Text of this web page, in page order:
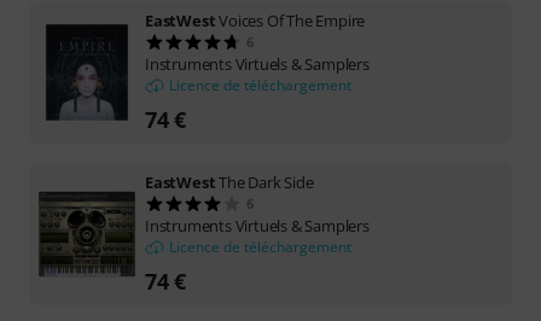
EastWestVoices Of The Empire
6
Instruments Virtuels & Samplers
Licence de téléchargement
74 €
EastWestThe Dark Side
6
Instruments Virtuels & Samplers
Licence de téléchargement
74 €